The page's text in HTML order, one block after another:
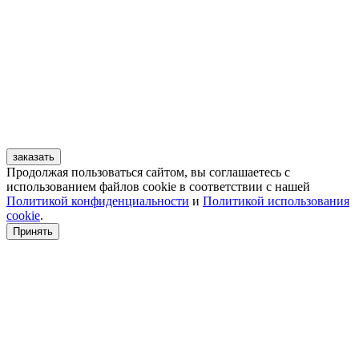
заказать
Продолжая пользоваться сайтом, вы соглашаетесь с
использованием файлов cookie в соответствии с нашей
Политикой конфиденциальности и Политикой использования
cookie.
Принять